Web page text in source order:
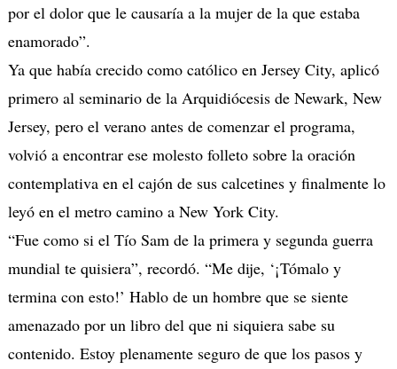
por el dolor que le causaría a la mujer de la que estaba
enamorado”.
Ya que había crecido como católico en Jersey City, aplicó
primero al seminario de la Arquidiócesis de Newark, New
Jersey, pero el verano antes de comenzar el programa,
volvió a encontrar ese molesto folleto sobre la oración
contemplativa en el cajón de sus calcetines y finalmente lo
leyó en el metro camino a New York City.
“Fue como si el Tío Sam de la primera y segunda guerra
mundial te quisiera”, recordó. “Me dije, ‘¡Tómalo y
termina con esto!’ Hablo de un hombre que se siente
amenazado por un libro del que ni siquiera sabe su
contenido. Estoy plenamente seguro de que los pasos y